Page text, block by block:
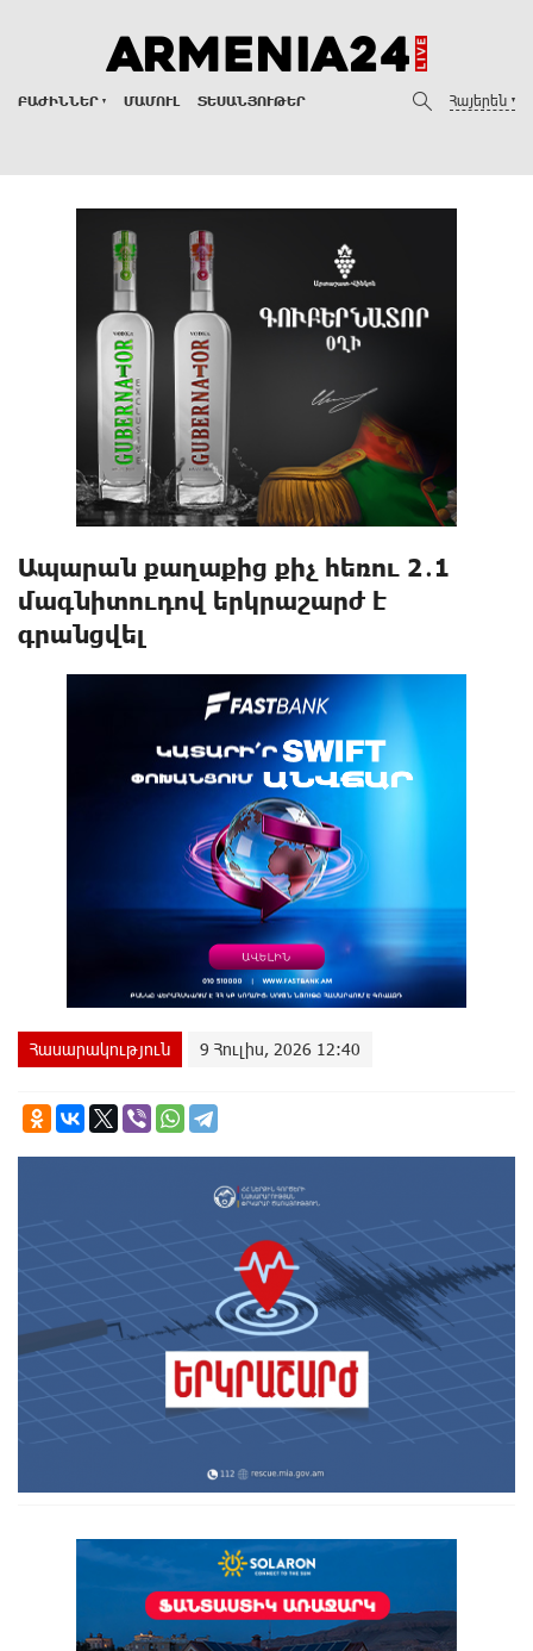
ԲԱԺԻՆՆԵՐ ՄԱՄՈՒԼ ՏԵՍԱՆՅՈՒԹԵՐ Հայերեն
Ապարան քաղաքից քիչ հեռու 2․1
մագնիտուդով երկրաշարժ է
գրանցվել
Հասարակություն 9 Հուլիս, 2026 12:40